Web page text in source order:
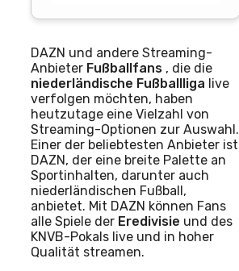
DAZN und andere Streaming-
Anbieter Fußballfans , die die
niederländische Fußballliga live
verfolgen möchten, haben
heutzutage eine Vielzahl von
Streaming-Optionen zur Auswahl.
Einer der beliebtesten Anbieter ist
DAZN, der eine breite Palette an
Sportinhalten, darunter auch
niederländischen Fußball,
anbietet. Mit DAZN können Fans
alle Spiele der Eredivisie und des
KNVB-Pokals live und in hoher
Qualität streamen.